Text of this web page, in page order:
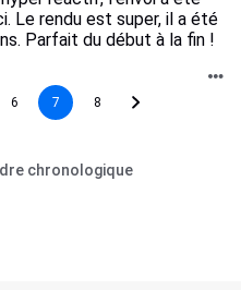
Le rendu est super, il a été
Parfait du début à la fin !
6 7 8
chronologique